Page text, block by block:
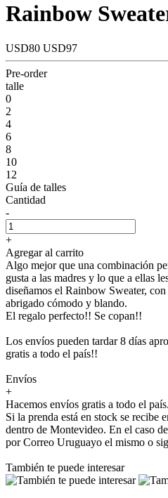
Rainbow
USD80 USD97
Pre-order
talle
0
2
4
6
8
10
12
Guía de talles
Cantidad
-
+
Agregar al carrito
Algo mejor que una combinación
gusta a las madres y lo que a ellas
diseñamos el Rainbow Sweater,
abrigado cómodo y blando.
El regalo perfecto!! Se copan!!
Los envíos pueden tardar 8 días
gratis a todo el país!!
Envíos
+
Hacemos envíos gratis a todo el país.
Si la prenda está en stock se recibe
dentro de Montevideo. En el caso
por Correo Uruguayo el mismo o
También te puede interesar